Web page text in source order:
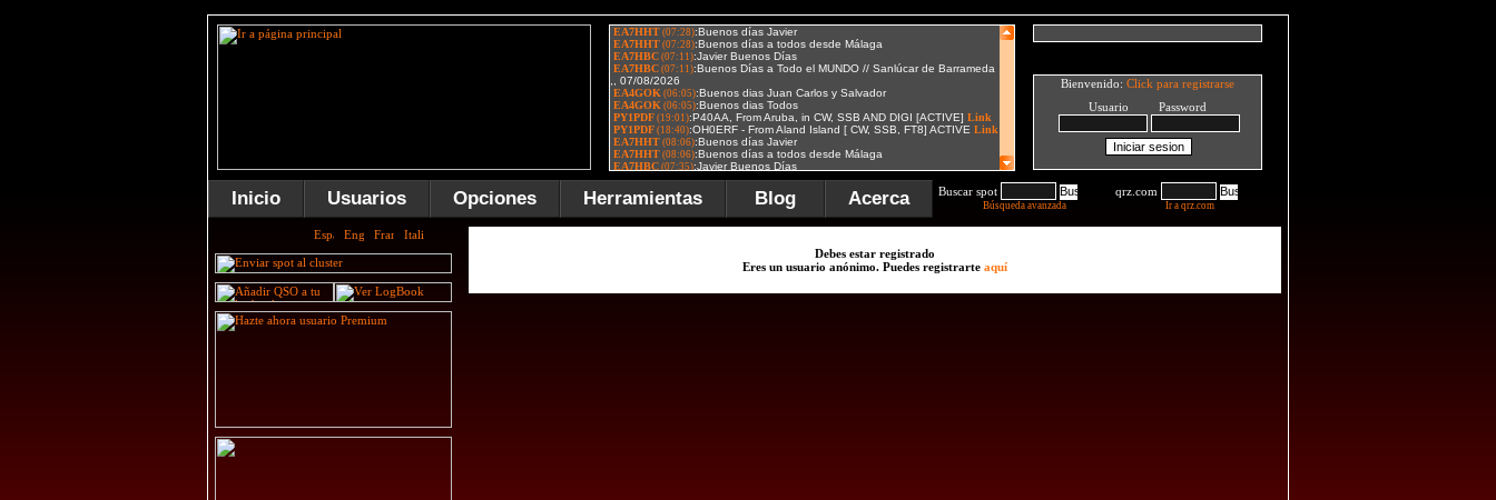
Bienvenido: Click para registrarse
Usuario Password
Inicio Usuarios Opciones Herramientas Blog Acerca Buscar spot
Búsqueda avanzada
qrz.com
Ir a qrz.com
Debes estar registrado
Eres un usuario anónimo. Puedes registrarte aquí